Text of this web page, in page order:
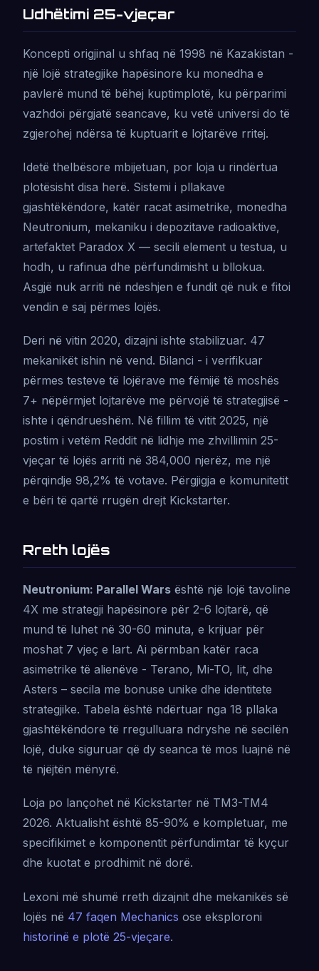
Udhëtimi 25-vjeçar
Koncepti origjinal u shfaq në 1998 në Kazakistan -
një lojë strategjike hapësinore ku monedha e
pavlerë mund të bëhej kuptimplotë, ku përparimi
vazhdoi përgjatë seancave, ku vetë universi do të
zgjerohej ndërsa të kuptuarit e lojtarëve rritej.
Idetë thelbësore mbijetuan, por loja u rindërtua
plotësisht disa herë. Sistemi i pllakave
gjashtëkëndore, katër racat asimetrike, monedha
Neutronium, mekaniku i depozitave radioaktive,
artefaktet Paradox X — secili element u testua, u
hodh, u rafinua dhe përfundimisht u bllokua.
Asgjë nuk arriti në ndeshjen e fundit që nuk e fitoi
vendin e saj përmes lojës.
Deri në vitin 2020, dizajni ishte stabilizuar. 47
mekanikët ishin në vend. Bilanci - i verifikuar
përmes testeve të lojërave me fëmijë të moshës
7+ nëpërmjet lojtarëve me përvojë të strategjisë -
ishte i qëndrueshëm. Në fillim të vitit 2025, një
postim i vetëm Reddit në lidhje me zhvillimin 25-
vjeçar të lojës arriti në 384,000 njerëz, me një
përqindje 98,2% të votave. Përgjigja e komunitetit
e bëri të qartë rrugën drejt Kickstarter.
Rreth lojës
Neutronium: Parallel Wars është një lojë tavoline
4X me strategji hapësinore për 2-6 lojtarë, që
mund të luhet në 30-60 minuta, e krijuar për
moshat 7 vjeç e lart. Ai përmban katër raca
asimetrike të alienëve - Terano, Mi-TO, Iit, dhe
Asters – secila me bonuse unike dhe identitete
strategjike. Tabela është ndërtuar nga 18 pllaka
gjashtëkëndore të rregulluara ndryshe në secilën
lojë, duke siguruar që dy seanca të mos luajnë në
të njëjtën mënyrë.
Loja po lançohet në Kickstarter në TM3-TM4
2026. Aktualisht është 85-90% e kompletuar, me
specifikimet e komponentit përfundimtar të kyçur
dhe kuotat e prodhimit në dorë.
Lexoni më shumë rreth dizajnit dhe mekanikës së
lojës në 47 faqen Mechanics ose eksploroni
historinë e plotë 25-vjeçare.